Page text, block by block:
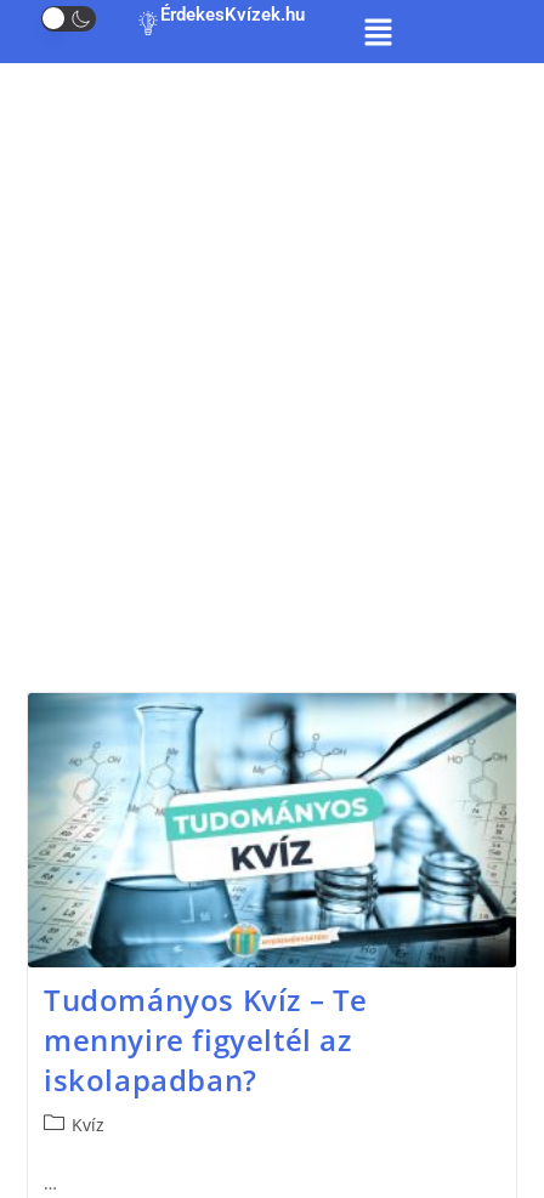
ÉrdekesKvízek.hu
Tudományos Kvíz – Te
mennyire figyeltél az
iskolapadban?
Kvíz
…